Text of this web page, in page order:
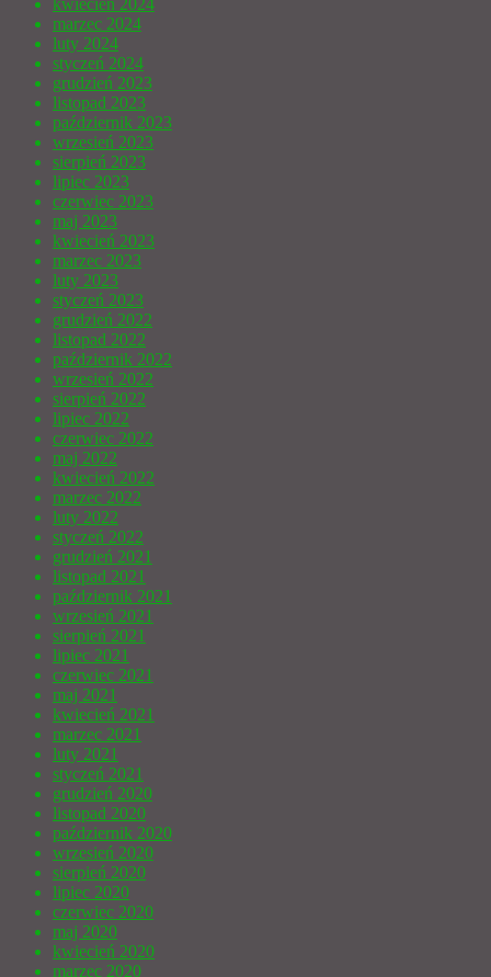
kwiecień 2024
marzec 2024
luty 2024
styczeń 2024
grudzień 2023
listopad 2023
październik 2023
wrzesień 2023
sierpień 2023
lipiec 2023
czerwiec 2023
maj 2023
kwiecień 2023
marzec 2023
luty 2023
styczeń 2023
grudzień 2022
listopad 2022
październik 2022
wrzesień 2022
sierpień 2022
lipiec 2022
czerwiec 2022
maj 2022
kwiecień 2022
marzec 2022
luty 2022
styczeń 2022
grudzień 2021
listopad 2021
październik 2021
wrzesień 2021
sierpień 2021
lipiec 2021
czerwiec 2021
maj 2021
kwiecień 2021
marzec 2021
luty 2021
styczeń 2021
grudzień 2020
listopad 2020
październik 2020
wrzesień 2020
sierpień 2020
lipiec 2020
czerwiec 2020
maj 2020
kwiecień 2020
marzec 2020